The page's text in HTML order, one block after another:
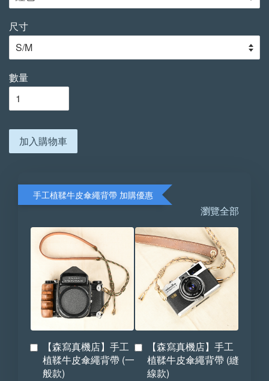
尺寸
數量
加入購物車
手工植鞣牛皮傘繩背帶 加購優惠
瀏覽全部
【森寫真機店】手工
植鞣牛皮傘繩背帶 (一
般款)
【森寫真機店】手工
植鞣牛皮傘繩背帶 (縫
線款)